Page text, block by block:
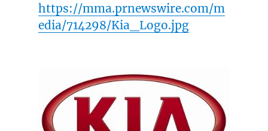
https://mma.prnewswire.com/m
edia/714298/Kia_Logo.jpg